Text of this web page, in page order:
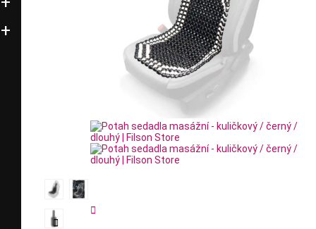

